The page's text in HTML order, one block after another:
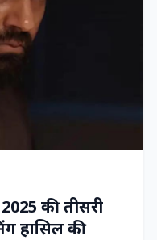
की तीसरी
हासिल की